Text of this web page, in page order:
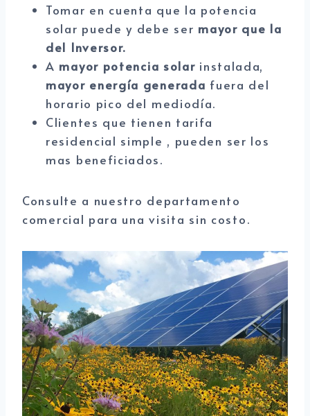
Tomar en cuenta que la potencia
solar puede y debe ser mayor que la
del Inversor.
A mayor potencia solar instalada,
mayor energía generada fuera del
horario pico del mediodía.
Clientes que tienen tarifa
residencial simple , pueden ser los
mas beneficiados.
Consulte a nuestro departamento
comercial para una visita sin costo.